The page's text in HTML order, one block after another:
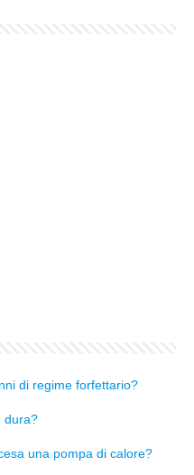
di regime forfettario?
dura?
una pompa di calore?